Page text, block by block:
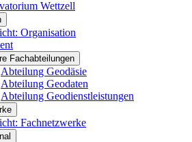
Wettzell
Organisation
Fachabteilungen
Abteilung Geodäsie
Abteilung Geodaten
Abteilung Geodienstleistungen
Fachnetzwerke